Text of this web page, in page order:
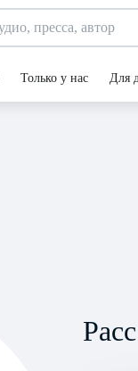
Только у нас Для